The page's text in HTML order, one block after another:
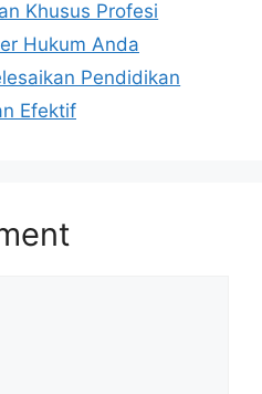
Khusus Profesi
Hukum Anda
Pendidikan
Efektif